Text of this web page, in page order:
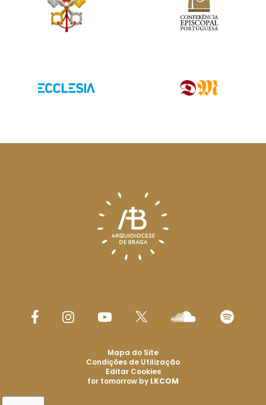
Mapa do Site
Condições de Utilização
Editar Cookies
for tomorrow by LKCOM